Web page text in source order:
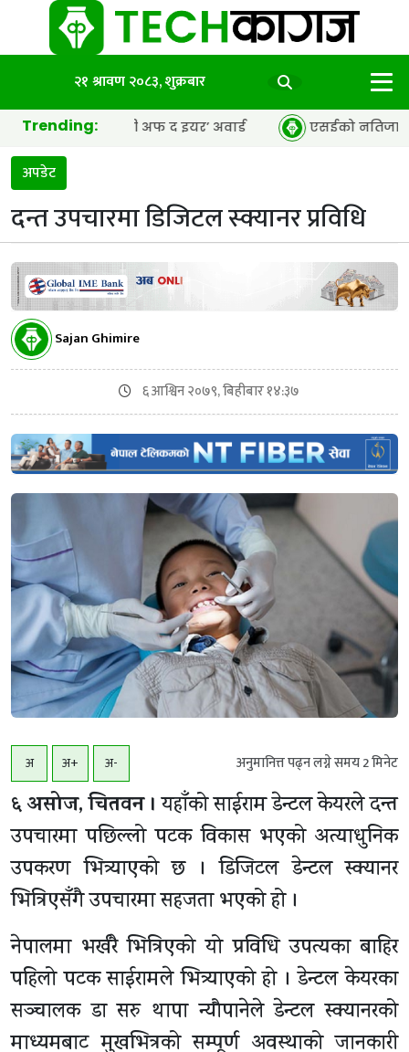
२१ श्रावण २०८३, शुक्रबार
Trending:
एजेन्सी अफ द इयर’ अवार्ड एसईको नतिजा सार्वजनिक,
अपडेट
दन्त उपचारमा डिजिटल स्क्यानर प्रविधि
Sajan Ghimire
६ आश्विन २०७९, बिहीबार १४:३७
अ अ+ अ- अनुमानित्त पढ्न लग्ने समय2मिनेट
६ असोज, चितवन । यहाँको साईराम डेन्टल केयरले दन्त
उपचारमा पछिल्लो पटक विकास भएको अत्याधुनिक
उपकरण भित्र्याएको छ । डिजिटल डेन्टल स्क्यानर
भित्रिएसँगै उपचारमा सहजता भएको हो ।
नेपालमा भर्खरै भित्रिएको यो प्रविधि उपत्यका बाहिर
पहिलो पटक साईरामले भित्र्याएको हो । डेन्टल केयरका
सञ्चालक डा सरु थापा न्यौपानेले डेन्टल स्क्यानरको
माध्यमबाट मुखभित्रको सम्पूर्ण अवस्थाको जानकारी